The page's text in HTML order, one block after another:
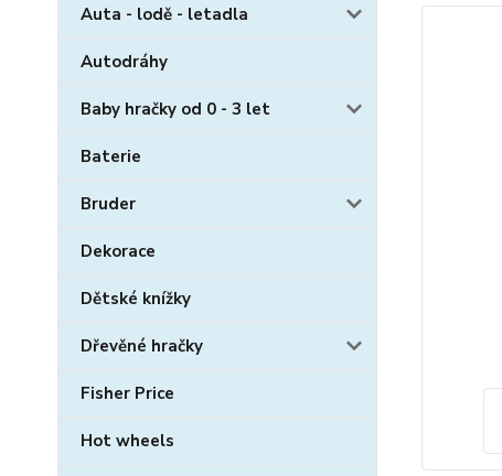
Auta - lodě - letadla
Autodráhy
Baby hračky od 0 - 3 let
Baterie
Bruder
Dekorace
Dětské knížky
Dřevěné hračky
Fisher Price
Hot wheels